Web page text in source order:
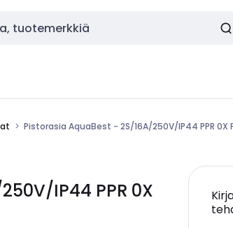
Pistorasia AquaBest - 2S/16A/250V/IP44 PPR 0X
IP44 PPR 0X